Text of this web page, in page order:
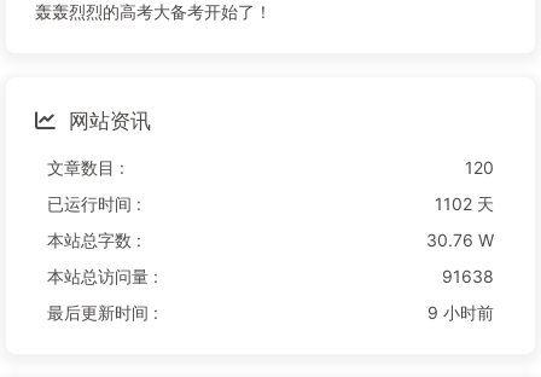
轰轰烈烈的高考大备考开始了！
网站资讯
文章数目 :
120
已运行时间 :
1102 天
本站总字数 :
30.76 W
本站总访问量 :
91638
最后更新时间 :
9 小时前